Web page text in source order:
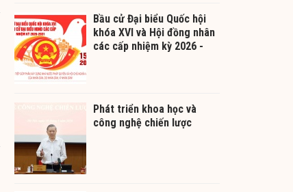
Bầu cử Đại biểu Quốc hội
khóa XVI và Hội đồng nhân
các cấp nhiệm kỳ 2026 -
Phát triển khoa học và
công nghệ chiến lược